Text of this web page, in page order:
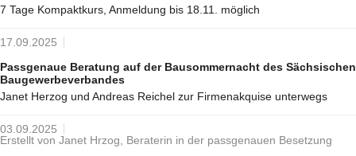
7 Tage Kompaktkurs, Anmeldung bis 18.11. möglich
17.09.2025
Passgenaue Beratung auf der Bausommernacht des Sächsischen
Baugewerbeverbandes
Janet Herzog und Andreas Reichel zur Firmenakquise unterwegs
03.09.2025
Erstellt von Janet Hrzog, Beraterin in der passgenauen Besetzung